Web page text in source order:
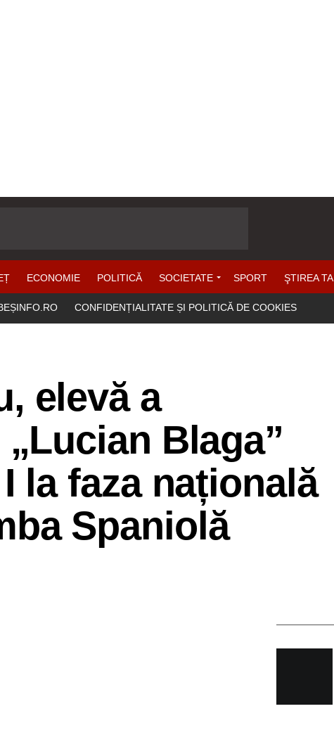
ECONOMIE POLITICĂ SOCIETATE SPORT ŞTIREA TA
CONFIDENȚIALITATE ȘI POLITICĂ DE COOKIES
elevă a
Blaga”
la faza națională
Spaniolă